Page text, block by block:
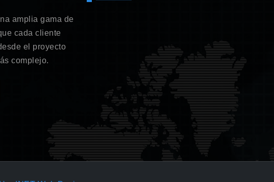
amplia gama de
cada cliente
el proyecto
complejo.